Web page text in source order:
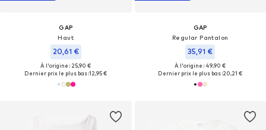
GAP
Haut
20,61 €
À l'origine : 25,90 €
Dernier prix le plus bas :12,95 €
GAP
Regular Pantalon
35,91 €
À l'origine : 49,90 €
Dernier prix le plus bas :20,21 €